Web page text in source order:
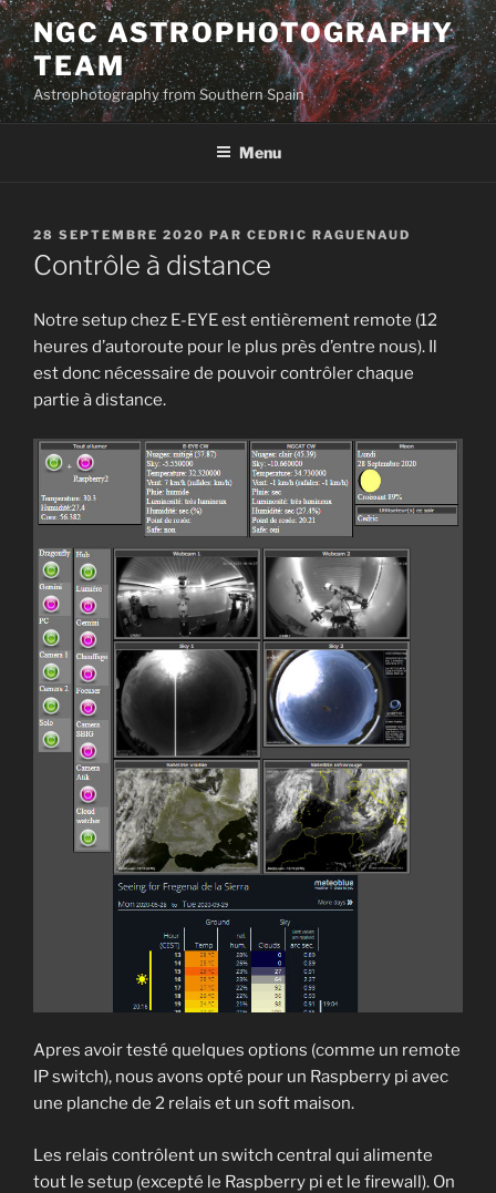
Aller
au
contenu
principal
NGC ASTROPHOTOGRAPHY
TEAM
Astrophotography from Southern Spain
Menu
PUBLIÉ
LE
28 SEPTEMBRE 2020 PAR CEDRIC RAGUENAUD
Contrôle à distance
Notre setup chez E-EYE est entièrement remote (12
heures d’autoroute pour le plus près d’entre nous). Il
est donc nécessaire de pouvoir contrôler chaque
partie à distance.
Apres avoir testé quelques options (comme un remote
IP switch), nous avons opté pour un Raspberry pi avec
une planche de 2 relais et un soft maison.
Les relais contrôlent un switch central qui alimente
tout le setup (excepté le Raspberry pi et le firewall). On